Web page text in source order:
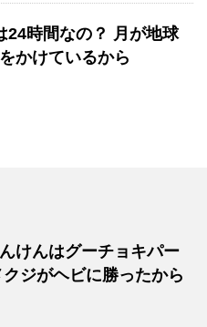
24時間なの？ 月が地球
かけているから
けんはグーチョキパー
ジがヘビに勝ったから